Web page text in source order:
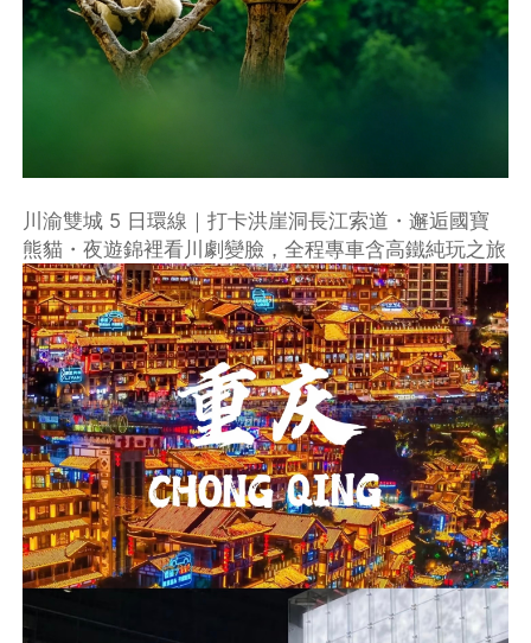
川渝雙城 5 日環線｜打卡洪崖洞長江索道・邂逅國寶
熊貓・夜遊錦裡看川劇變臉，全程專車含高鐵純玩之旅